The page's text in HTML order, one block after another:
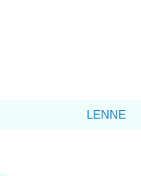
LENNE